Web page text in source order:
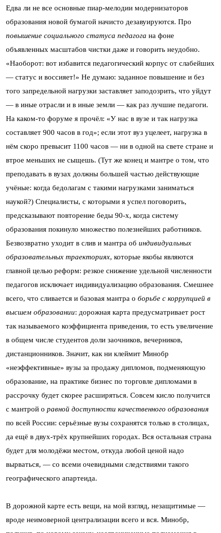
Едва ли не все основные пиар-мелодии модернизаторов
образования новой бумагой начисто дезавуируются. Про
повышение социального статуса педагога на фоне
объявленных масштабов чистки даже и говорить неудобно.
«Наоборот: вот избавится педагогический корпус от слабейших
— статус и воссияет!» Не думаю: заданное повышение и без
того запредельной нагрузки заставляет заподозрить, что уйдут
— в иные отрасли и в иные земли — как раз лучшие педагоги.
На каком-то форуме я прочёл: «У нас в вузе и так нагрузка
составляет 900 часов в год»; если этот вуз уцелеет, нагрузка в
нём скоро превысит 1100 часов — ни в одной на свете стране и
втрое меньших не сыщешь. (Тут же конец и мантре о том, что
преподавать в вузах должны большей частью действующие
учёные: когда бедолагам с такими нагрузками заниматься
наукой?) Специалисты, с которыми я успел поговорить,
предсказывают повторение беды 90-х, когда систему
образования покинуло множество полезнейших работников.
Безвозвратно уходит в слив и мантра об индивидуальных
образовательных траекториях, которые якобы являются
главной целью реформ: резкое снижение удельной численности
педагогов исключает индивидуализацию образования. Смешнее
всего, что сливается и базовая мантра о борьбе с коррупцией в
высшем образовании: дорожная карта предусматривает рост
так называемого коэффициента приведения, то есть увеличение
в общем числе студентов доли заочников, вечерников,
дистанционников. Значит, как ни клеймит Минобр
«неэффективные» вузы за продажу дипломов, подменяющую
образование, на практике бизнес по торговле дипломами в
рассрочку будет скорее расширяться. Совсем кисло получится
с мантрой о равной доступности качественного образования
по всей России: серьёзные вузы сохранятся только в столицах,
да ещё в двух-трёх крупнейших городах. Вся остальная страна
будет для молодёжи местом, откуда любой ценой надо
вырваться, — со всеми очевидными следствиями такого
географического апартеида.
В дорожной карте есть вещи, на мой взгляд, незащитимые —
вроде неимоверной централизации всего и вся. Минобр,